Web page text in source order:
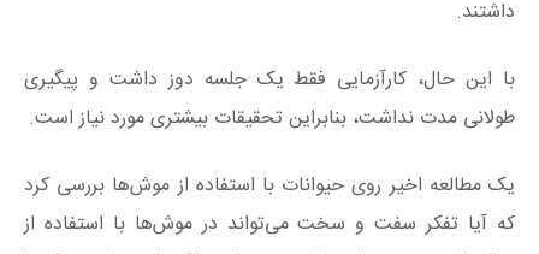
داشتند.
با این حال، کارآزمایی فقط یک جلسه دوز داشت و پیگیری
طولانی مدت نداشت، بنابراین تحقیقات بیشتری مورد نیاز است.
یک مطالعه اخیر روی حیوانات با استفاده از موش‌ها بررسی کرد
که آیا تفکر سفت و سخت می‌تواند در موش‌ها با استفاده از